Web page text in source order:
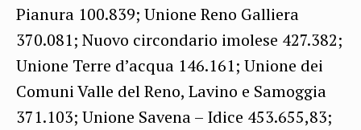
Pianura 100.839; Unione Reno Galliera
370.081; Nuovo circondario imolese 427.382;
Unione Terre d’acqua 146.161; Unione dei
Comuni Valle del Reno, Lavino e Samoggia
371.103; Unione Savena – Idice 453.655,83;